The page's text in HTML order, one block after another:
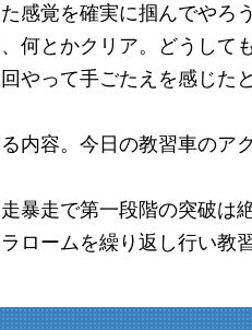
感覚を確実に掴んでやろ
何とかクリア。どうして
やって手ごたえを感じた
内容。今日の教習車のア
暴走で第一段階の突破は
ロームを繰り返し行い教